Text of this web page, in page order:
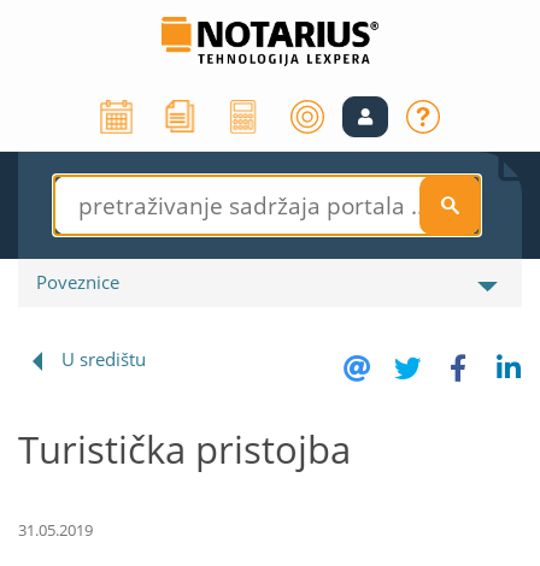
S
Poveznice
U središtu
Turistička pristojba
31.05.2019